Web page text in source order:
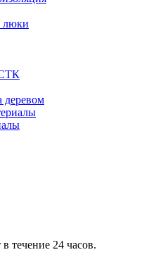
люки
деревом
течение 24 часов.